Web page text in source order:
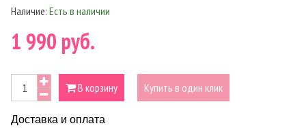
Наличие: Есть в наличии
1 990 руб.
В корзину Купить в один клик
Доставка и оплата